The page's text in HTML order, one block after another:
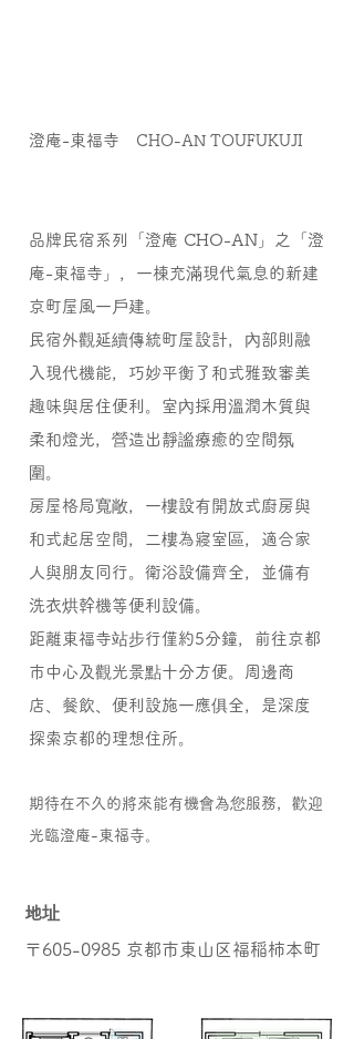
澄庵-東福寺 CHO-AN TOUFUKUJI
品牌民宿系列「澄庵 CHO-AN」之「澄
庵-東福寺」，一棟充滿現代氣息的新建
京町屋風一戶建。
民宿外觀延續傳統町屋設計，內部則融
入現代機能，巧妙平衡了和式雅致審美
趣味與居住便利。室內採用溫潤木質與
柔和燈光，營造出靜謐療癒的空間氛
圍。
房屋格局寬敞，一樓設有開放式廚房與
和式起居空間，二樓為寢室區，適合家
人與朋友同行。衛浴設備齊全，並備有
洗衣烘幹機等便利設備。
距離東福寺站步行僅約5分鐘，前往京都
市中心及觀光景點十分方便。周邊商
店、餐飲、便利設施一應俱全，是深度
探索京都的理想住所。
期待在不久的將來能有機會為您服務，歡迎
光臨澄庵-東福寺。
地址
〒605-0985 京都市東山区福稲柿本町